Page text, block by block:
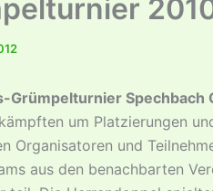
Grümpelturnier Spechbach
um Platzierungen
Organisatoren und
aus den benachbarten